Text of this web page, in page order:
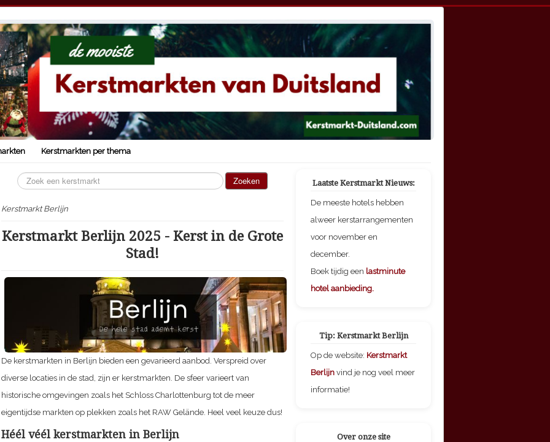
Kerstmarkten per thema
Zoeken... Zoeken
Kerstmarkt Berlijn
Kerstmarkt Berlijn 2025 - Kerst in de Grote
Stad!
De kerstmarkten in Berlijn bieden een gevarieerd aanbod. Verspreid over
diverse locaties in de stad, zijn er kerstmarkten. De sfeer varieert van
historische omgevingen zoals het Schloss Charlottenburg tot de meer
eigentijdse markten op plekken zoals het RAW Gelände. Heel veel keuze dus!
Héél véél kerstmarkten in Berlijn
Laatste Kerstmarkt Nieuws:
De meeste hotels hebben
alweer kerstarrangementen
voor november en
december.
Boek tijdig een lastminute
hotel aanbieding.
Tip: Kerstmarkt Berlijn
Op de website: Kerstmarkt
Berlijn vind je nog veel meer
informatie!
Over onze site